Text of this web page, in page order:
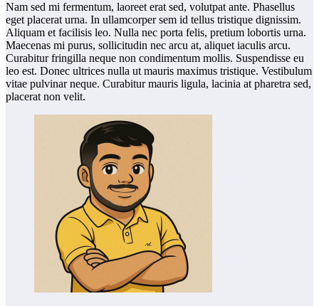
Nam sed mi fermentum, laoreet erat sed, volutpat ante. Phasellus
eget placerat urna. In ullamcorper sem id tellus tristique dignissim.
Aliquam et facilisis leo. Nulla nec porta felis, pretium lobortis urna.
Maecenas mi purus, sollicitudin nec arcu at, aliquet iaculis arcu.
Curabitur fringilla neque non condimentum mollis. Suspendisse eu
leo est. Donec ultrices nulla ut mauris maximus tristique. Vestibulum
vitae pulvinar neque. Curabitur mauris ligula, lacinia at pharetra sed,
placerat non velit.